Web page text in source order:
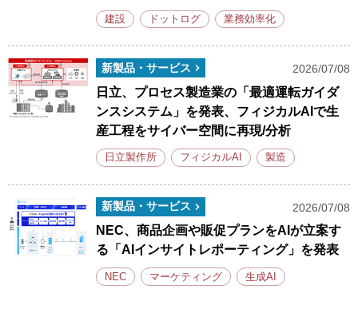
建設 ドットログ 業務効率化
新製品・サービス 2026/07/08
日立、プロセス製造業の「最適運転ガイダ
ンスシステム」を発表、フィジカルAIで生
産工程をサイバー空間に再現/分析
日立製作所 フィジカルAI 製造
新製品・サービス 2026/07/08
NEC、商品企画や販促プランをAIが立案す
る「AIインサイトレポーティング」を発表
NEC マーケティング 生成AI